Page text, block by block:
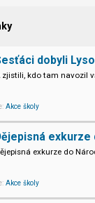
dobyli
zjistili, kdo tam navozil
Akce školy
exkurze do
Akce školy